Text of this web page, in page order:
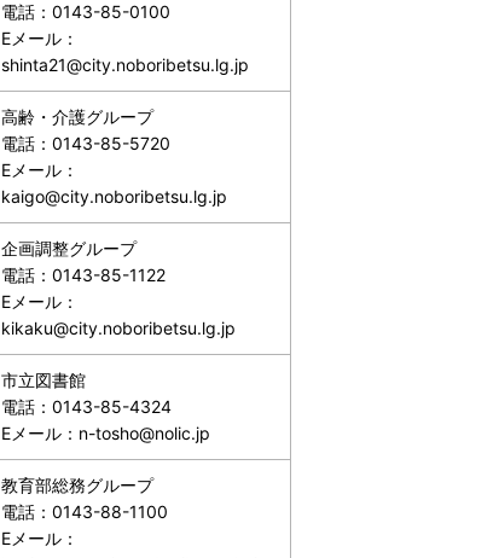
電話：0143-85-0100
Eメール：
shinta21@city.noboribetsu.lg.jp
高齢・介護グループ
電話：0143-85-5720
Eメール：
kaigo@city.noboribetsu.lg.jp
企画調整グループ
電話：0143-85-1122
Eメール：
kikaku@city.noboribetsu.lg.jp
市立図書館
電話：0143-85-4324
Eメール：n-tosho@nolic.jp
教育部総務グループ
電話：0143-88-1100
Eメール：